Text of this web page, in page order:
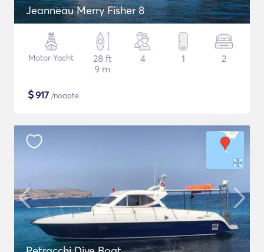
Jeanneau Merry Fisher 8
Motor Yacht
28 ft
9 m
4 1 2
$917 /noapte